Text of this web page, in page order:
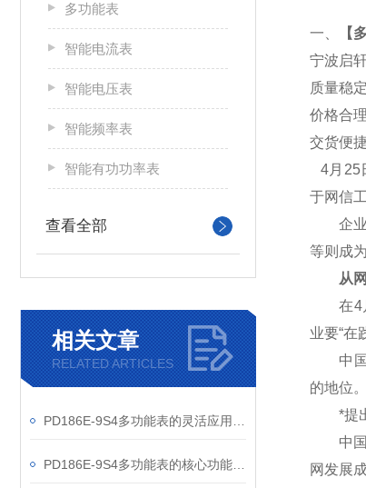
多功能表
智能电流表
智能电压表
智能频率表
智能有功功率表
查看全部
相关文章
RELATED ARTICLES
一、 【
宁波启
质量稳
价格合
交货便
4月25
于网信
企业代
等则成
从网
在4月
业要“在
中国电
的地位
*提出
中国电
网发展